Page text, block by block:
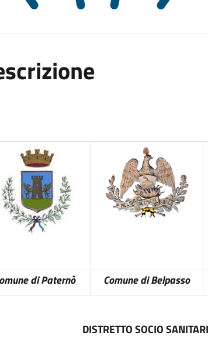
di Paternò Comune di Belpasso
DISTRETTO SOCIO